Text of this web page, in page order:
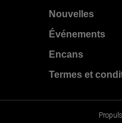
Nouvelles
Événements
Encans
Termes et